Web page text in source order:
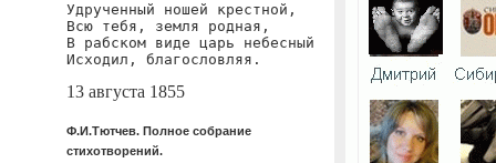
Удрученный ношей крестной,
Всю тебя, земля родная,
В рабском виде царь небесный
Исходил, благословляя.
13 августа 1855
Ф.И.Тютчев. Полное собрание
стихотворений.